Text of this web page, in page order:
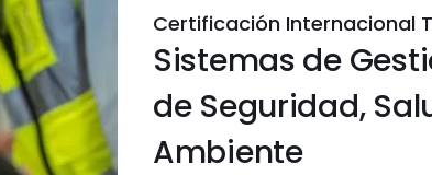
Certificación Internacional
Sistemas de
de Seguridad,
Ambiente